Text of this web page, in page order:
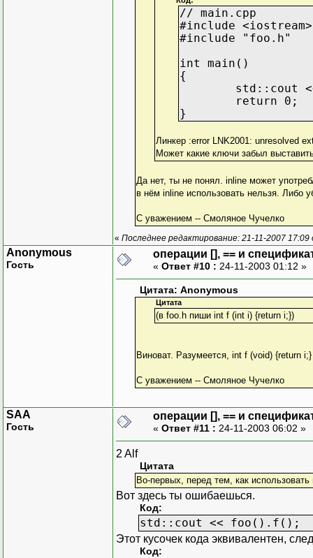
// main.cpp
#include <iostream>
#include "foo.h"
int main()
{
std::cout
return 0;
}
Линкер :error LNK2001: unresolved
Может какие ключи забыл
Да нет, ты не понял. inline может
в нём inline использовать нельзя. Либо
С уважением -- Смоляное Чучелко
« Последнее редактирование: 21-11-2007 17:09
Anonymous
Гость
операции [], == и
« Ответ #10 : 24-11-2003 01:12 »
Цитата: Anonymous
Цитата
(в foo.h пиши int f (int i) {return i;})
Виноват. Разумеется, int f (void) {return i;}
С уважением -- Смоляное Чучелко
SAA
Гость
операции [], == и
« Ответ #11 : 24-11-2003 06:02 »
2 Alf
Цитата
Во-первых, перед тем, как
Вот здесь ты ошибаешься.
Код:
std::cout << foo().f();
Этот кусочек кода эквивалентен,
Код: